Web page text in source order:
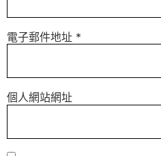
電子郵件地址 *
個人網站網址